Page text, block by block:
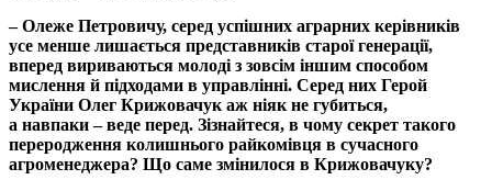
– Олеже Петровичу, серед успішних аграрних керівників
усе менше лишається представників старої генерації,
вперед вириваються молоді з зовсім іншим способом
мислення й підходами в управлінні. Серед них Герой
України Олег Крижовачук аж ніяк не губиться,
а навпаки – веде перед. Зізнайтеся, в чому секрет такого
переродження колишнього райкомівця в сучасного
агроменеджера? Що саме змінилося в Крижовачуку?